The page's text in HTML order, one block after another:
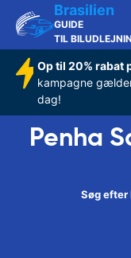
Brasilien
GUIDE
TIL
Op til 20% rabat
kampagne
dag!
Penha
Søg efter